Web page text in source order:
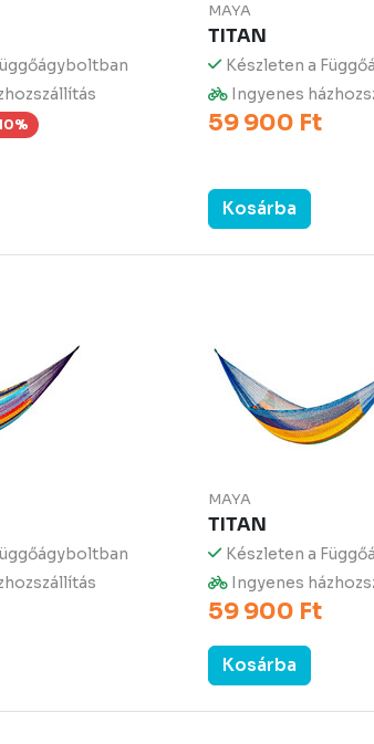
MAYA
TITAN
Készleten a
Ingyenes
59 900 Ft
Kosárba
MAYA
TITAN
Készleten a
Ingyenes
59 900 Ft
Kosárba